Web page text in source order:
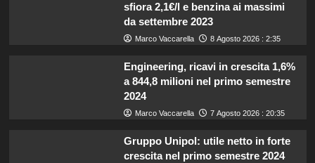
sfiora 2,1€/l e benzina ai massimi
da settembre 2023
Marco Vaccarella 8 Agosto 2026 : 2:35
Engineering, ricavi in crescita 1,6%
a 844,8 milioni nel primo semestre
2024
Marco Vaccarella 7 Agosto 2026 : 20:35
Gruppo Unipol: utile netto in forte
crescita nel primo semestre 2024